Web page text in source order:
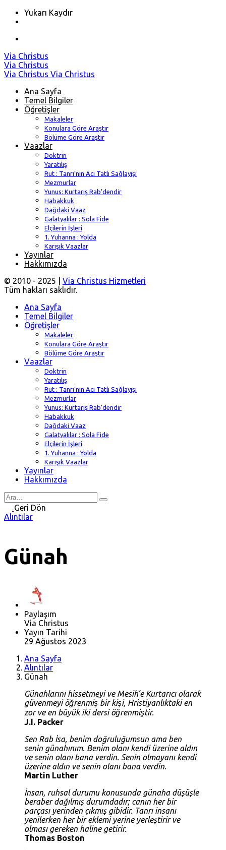
Yukarı Kaydır
Skip
to
content
Via Christus
Via Christus
Via Christus Via Christus
Ana Sayfa
Temel Bilgiler
Öğretişler
Makaleler
Konulara Göre Araştır
Bölüme Göre Araştır
Vaazlar
Doktrin
Yaratılış
Rut : Tanrı’nın Acı Tatlı Sağlayışı
Mezmurlar
Yunus: Kurtarış Rab’dendir
Habakkuk
Dağdaki Vaaz
Galatyalılar : Sola Fide
Elçilerin İşleri
1. Yuhanna : Yolda
Karışık Vaazlar
Yayınlar
Hakkımızda
© 2010 - 2025 | Via Christus Hizmetleri
Tüm hakları saklıdır.
Ana Sayfa
Temel Bilgiler
Öğretişler
Makaleler
Konulara Göre Araştır
Bölüme Göre Araştır
Vaazlar
Doktrin
Yaratılış
Rut : Tanrı’nın Acı Tatlı Sağlayışı
Mezmurlar
Yunus: Kurtarış Rab’dendir
Habakkuk
Dağdaki Vaaz
Galatyalılar : Sola Fide
Elçilerin İşleri
1. Yuhanna : Yolda
Karışık Vaazlar
Yayınlar
Hakkımızda
Search
forGeri Dön
Alıntılar
Günah
Paylaşım
Via Christus
Yayın Tarihi
29 Ağustos 2023
Ana Sayfa
Alıntılar
Günah
Günahlarını hissetmeyi ve Mesih’e Kurtarıcı olarak
güvenmeyi öğrenmiş bir kişi, Hristiyanlıktaki en
zor ve en büyük iki dersi öğrenmiştir.
J.I. Packer
Sen Rab İsa, benim doğruluğumsun ama ben
senin günahınım. Benim olanı kendi üzerine aldın
ve senin olanı bana verdin. Senin olmayanı kendi
üzerine aldın ve senin olanı bana verdin.
Martin Luther
İnsan, ruhsal durumu konusunda günaha düşüşle
beraber dağılmış durumdadır; canın her bir
parçası yerinden çıkmış gibidir. Tanrı insanı
yenilerken her bir eklemi yerine yerleştirir ve
olması gereken haline getirir.
Thomas Boston